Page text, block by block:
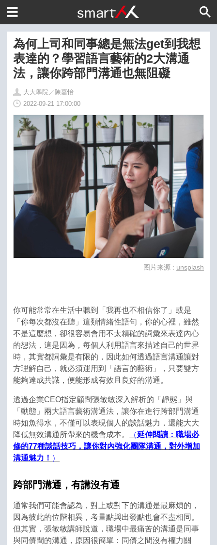
為何上司和同事總是無法get到我想
表達的？學習語言藝術的2大溝通
法，讓你跨部門溝通也無阻礙
大大學院／陳嘉怡
2022-09-21 17:00:00
图片来源 : unsplash
你可能常常在生活中聽到「我再也不相信你了」或是
「你每次都沒在聽」這類情緒性語句，你的心裡，雖然
不是這麼想，卻很容易會用不太精確的詞彙來表達內心
的想法，這是因為，每個人利用語言來描述自己的世界
時，其實都詞彙是有限的，因此如何透過語言溝通讓對
方理解自己，就必須運用到「語言的藝術」，只要雙方
能夠達成共識，便能形成有效且良好的溝通。
透過企業CEO指定顧問張敏敏深入解析的「靜態」與
「動態」兩大語言藝術溝通法，讓你在進行跨部門溝通
時如魚得水，不僅可以表現個人的談話魅力，還能大大
降低無效溝通所帶來的機會成本。
（延伸閱讀：職場必
修的77種談話技巧，讓你對內強化團隊溝通，對外增加
溝通魅力！ ）
跨部門溝通，有講沒有通
通常我們可能會認為，對上或對下的溝通是最麻煩的，
因為彼此的位階相異，考量點與出發點也會不盡相同。
但其實，張敏敏講師說道，職場中最痛苦的溝通是同事
與同儕間的溝通，原因很簡單：同儕之間沒有權力關